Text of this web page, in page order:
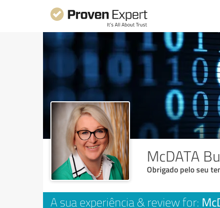
McDATA
Obrigado pelo seu
A sua experiência & review for: